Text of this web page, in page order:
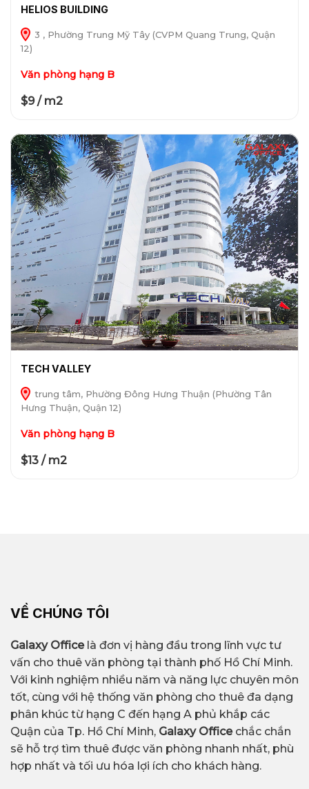
HELIOS BUILDING
3 , Phường Trung Mỹ Tây (CVPM Quang Trung, Quận
12)
Văn phòng hạng B
$9 / m2
TECH VALLEY
trung tâm, Phường Đông Hưng Thuận (Phường Tân
Hưng Thuận, Quận 12)
Văn phòng hạng B
$13 / m2
VỀ CHÚNG TÔI
Galaxy Officelà đơn vị hàng đầu trong lĩnh vực tư
vấn cho thuê văn phòng tại thành phố Hồ Chí Minh.
Với kinh nghiệm nhiều năm và năng lực chuyên môn
tốt, cùng với hệ thống văn phòng cho thuê đa dạng
phân khúc từ hạng C đến hạng A phủ khắp các
Quận của Tp. Hồ Chí Minh, Galaxy Office chắc chắn
sẽ hỗ trợ tìm thuê được văn phòng nhanh nhất, phù
hợp nhất và tối ưu hóa lợi ích cho khách hàng.